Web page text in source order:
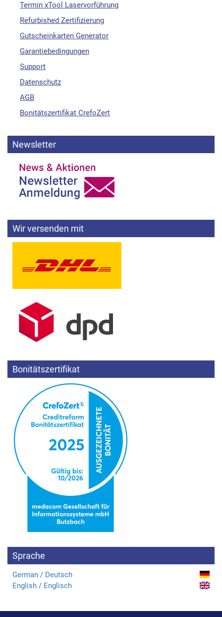
Termin xTool Laservorführung
Refurbished Zertifizierung
Gutscheinkarten Generator
Garantiebedingungen
Support
Datenschutz
AGB
Bonitätszertifikat CrefoZert
Newsletter
Wir versenden mit
Bonitätszertifikat
Sprache
German / Deutsch
English / Englisch